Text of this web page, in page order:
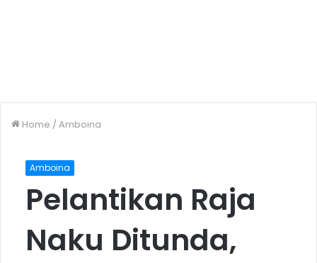
Home /Amboina
Amboina
Pelantikan Raja
Naku Ditunda,